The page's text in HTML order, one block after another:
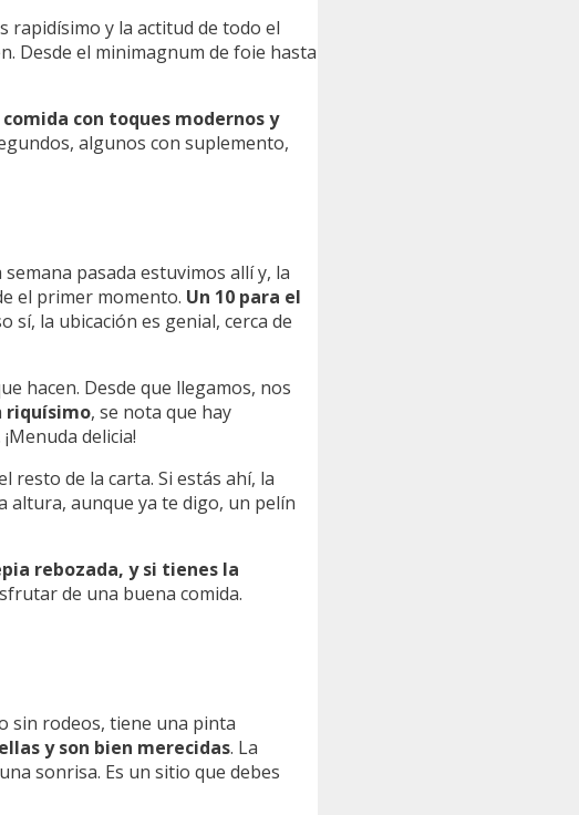
rapidísimo y la actitud de todo el
Desde el minimagnum de foie hasta
comida con toques modernos y
algunos con suplemento,
pasada estuvimos allí y, la
el primer momento. Un 10 para el
sí, la ubicación es genial, cerca de
hacen. Desde que llegamos, nos
riquísimo, se nota que hay
¡Menuda delicia!
resto de la carta. Si estás ahí, la
altura, aunque ya te digo, un pelín
rebozada, y si tienes la
de una buena comida.
sin rodeos, tiene una pinta
y son bien merecidas. La
sonrisa. Es un sitio que debes